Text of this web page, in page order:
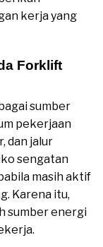
kerja yang
Forklift
sumber
pekerjaan
dan jalur
sengatan
masih aktif
Karena itu,
sumber energi